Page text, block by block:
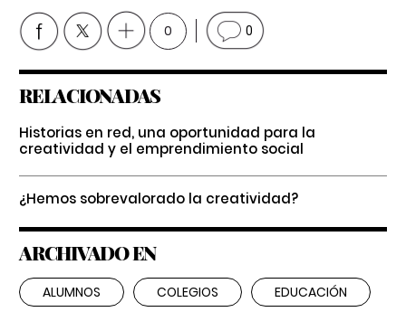
0 0
RELACIONADAS
Historias en red, una oportunidad para la
creatividad y el emprendimiento social
¿Hemos sobrevalorado la creatividad?
ARCHIVADO EN
ALUMNOS COLEGIOS EDUCACIÓN